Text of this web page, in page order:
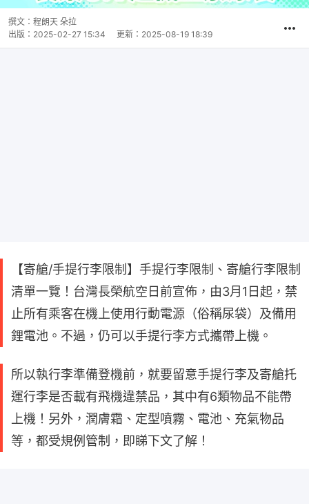
撰文： 程朗天 朵拉
出版： 2025-02-27 15:34 更新： 2025-08-19 18:39
【寄艙/手提行李限制】手提行李限制、寄艙行李限制
清單一覽！台灣長榮航空日前宣佈，由3月1日起，禁
止所有乘客在機上使用行動電源（俗稱尿袋）及備用
鋰電池。不過，仍可以手提行李方式攜帶上機。
所以執行李準備登機前，就要留意手提行李及寄艙托
運行李是否載有飛機違禁品，其中有6類物品不能帶
上機！另外，潤膚霜、定型噴霧、電池、充氣物品
等，都受規例管制，即睇下文了解！